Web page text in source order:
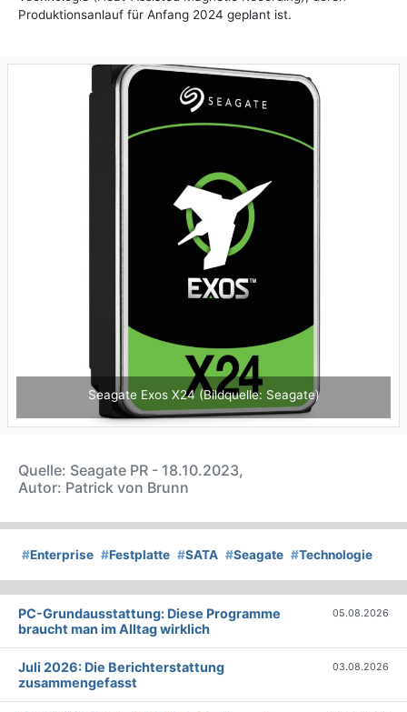
Produktionsanlauf für Anfang 2024 geplant ist.
Seagate Exos X24 (Bildquelle: Seagate)
Quelle: Seagate PR - 18.10.2023,
Autor: Patrick von Brunn
#Enterprise #Festplatte #SATA #Seagate #Technologie
PC-Grundausstattung: Diese Programme
braucht man im Alltag wirklich
05.08.2026
Juli 2026: Die Bericht­erstattung
zusammengefasst
03.08.2026